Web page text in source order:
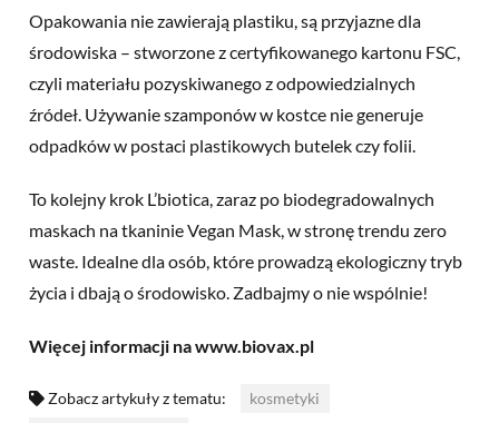
Opakowania nie zawierają plastiku, są przyjazne dla
środowiska – stworzone z certyfikowanego kartonu FSC,
czyli materiału pozyskiwanego z odpowiedzialnych
źródeł. Używanie szamponów w kostce nie generuje
odpadków w postaci plastikowych butelek czy folii.
To kolejny krok L’biotica, zaraz po biodegradowalnych
maskach na tkaninie Vegan Mask, w stronę trendu zero
waste. Idealne dla osób, które prowadzą ekologiczny tryb
życia i dbają o środowisko. Zadbajmy o nie wspólnie!
Więcej informacji na www.biovax.pl
Zobacz artykuły z tematu:
kosmetyki